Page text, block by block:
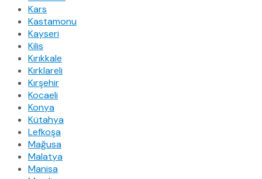
Kars
Kastamonu
Kayseri
Kilis
Kırıkkale
Kırklareli
Kırşehir
Kocaeli
Konya
Kütahya
Lefkoşa
Mağusa
Malatya
Manisa